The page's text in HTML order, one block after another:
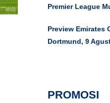
Premier League
Preview Emirates
Dortmund, 9
PROMOSI